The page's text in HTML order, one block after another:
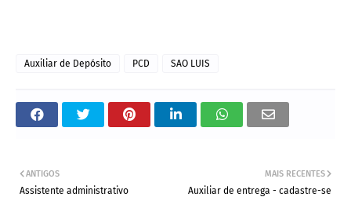
Auxiliar de Depósito PCD SAO LUIS
MAIS RECENTES
Auxiliar de entrega - cadastre-se
ANTIGOS
Assistente administrativo